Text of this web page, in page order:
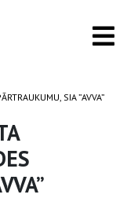
SIA ”AVVA”